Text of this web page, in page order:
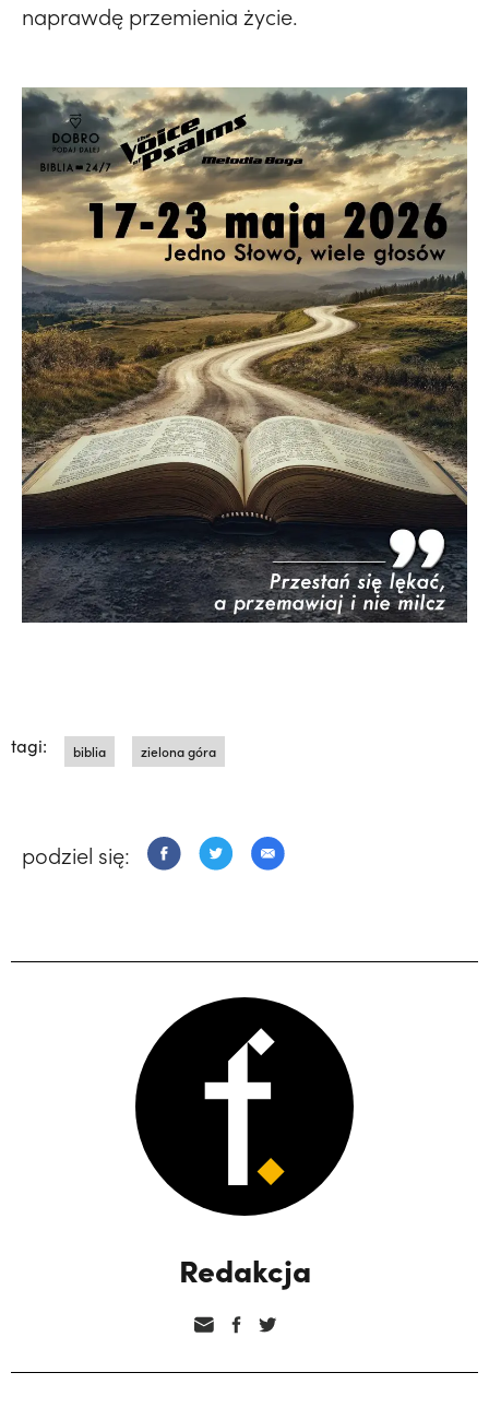
naprawdę przemienia życie.
tagi: biblia zielona góra
podziel się:
Redakcja